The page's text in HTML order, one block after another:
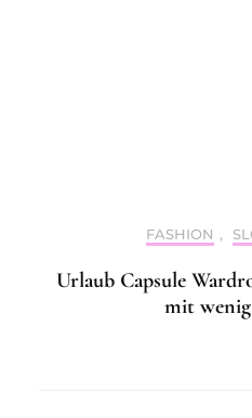
FASHION ,
Urlaub Capsule
mit